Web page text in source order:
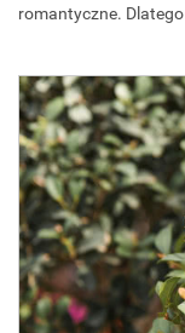
romantyczne.